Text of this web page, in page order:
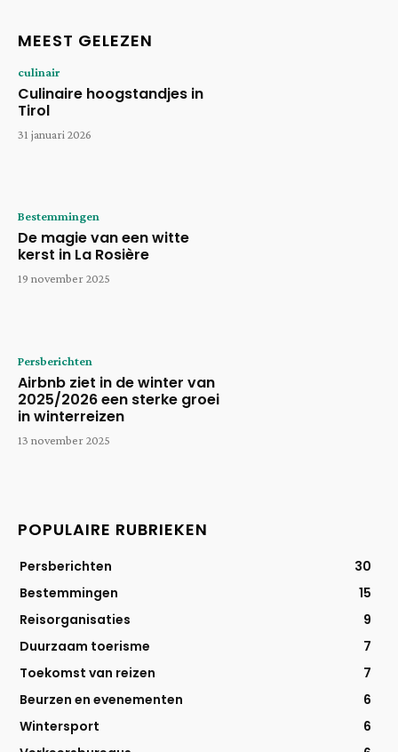
MEEST GELEZEN
culinair
Culinaire hoogstandjes in
Tirol
31 januari 2026
Bestemmingen
De magie van een witte
kerst in La Rosière
19 november 2025
Persberichten
Airbnb ziet in de winter van
2025/2026 een sterke groei
in winterreizen
13 november 2025
POPULAIRE RUBRIEKEN
Persberichten
30
Bestemmingen
15
Reisorganisaties
9
Duurzaam toerisme
7
Toekomst van reizen
7
Beurzen en evenementen
6
Wintersport
6